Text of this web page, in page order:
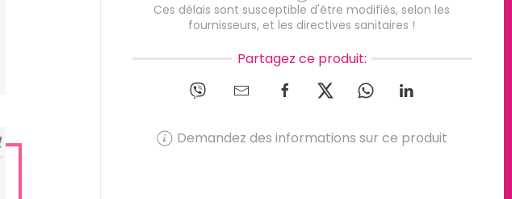
Ces délais sont susceptible d'être modifiés, selon les
fournisseurs, et les directives sanitaires !
Partagez ce produit:
Demandez des informations sur ce produit